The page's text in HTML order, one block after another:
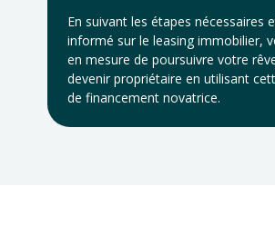
En suivant les étapes nécessaires
informé sur le leasing immobilier,
en mesure de poursuivre votre
devenir propriétaire en utilisant
de financement novatrice.